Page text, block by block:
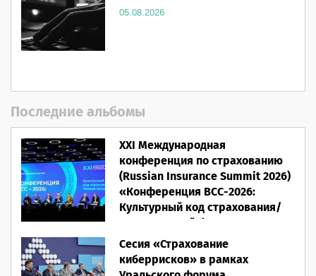
05.08.2026
Последние альбомы
XXI Международная
конференция по страхованию
(Russian Insurance Summit 2026)
«Конференция ВСС-2026:
Культурный код страхования/
Человеческий фактор»
28.05.2026
Сесия «Страхование
киберрисков» в рамках